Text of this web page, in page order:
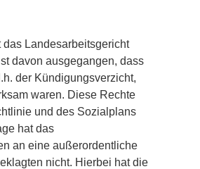
Landesarbeitsgericht
davon ausgegangen, dass
der Kündigungsverzicht,
waren. Diese Rechte
und des Sozialplans
hat das
an eine außerordentliche
nicht. Hierbei hat die